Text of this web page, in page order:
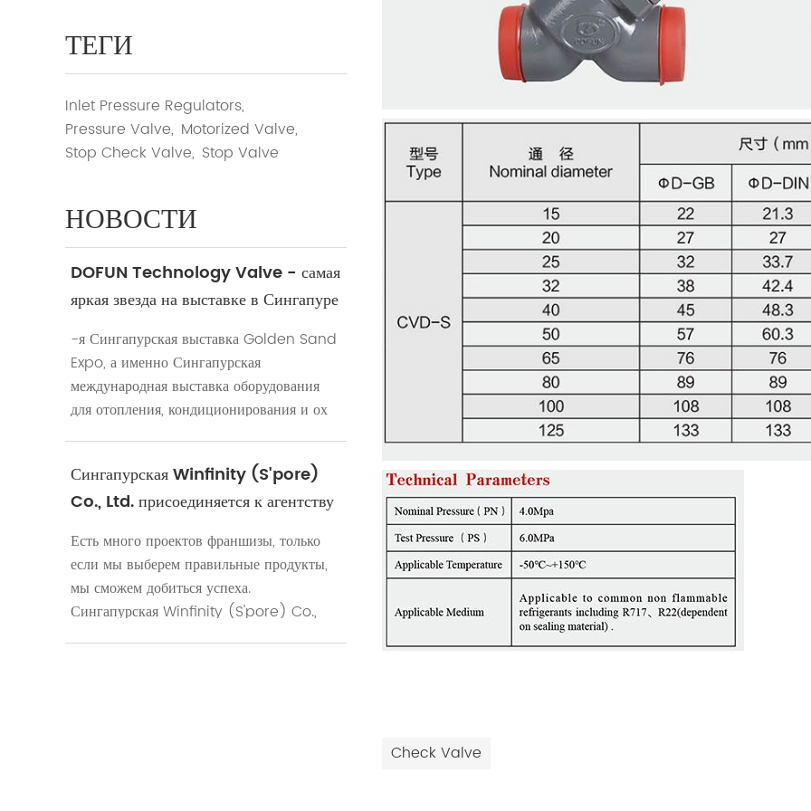
Check Valve
ТЕГИ
Inlet Pressure Regulators,
Pressure Valve, Motorized Valve,
Stop Check Valve, Stop Valve
НОВОСТИ
DOFUN Technology Valve - самая
яркая звезда на выставке в Сингапуре
на выставке Jinsha
-я Сингапурская выставка Golden Sand
Expo, а именно Сингапурская
международная выставка оборудования
для отопления, кондиционирования и ох
Сингапурская Winfinity (S'pore)
Co., Ltd. присоединяется к агентству
DOFUN Valve
Есть много проектов франшизы, только
если мы выберем правильные продукты,
мы сможем добиться успеха.
Сингапурская Winfinity (S'pore) Co.,